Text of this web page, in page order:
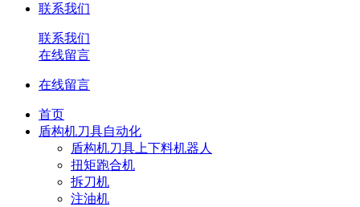
联系我们
联系我们
在线留言
在线留言
首页
盾构机刀具自动化
盾构机刀具上下料机器人
扭矩跑合机
拆刀机
注油机